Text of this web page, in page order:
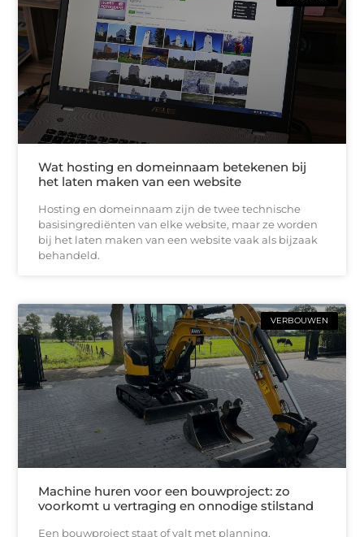
Wat hosting en domeinnaam betekenen bij
het laten maken van een website
Hosting en domeinnaam zijn de twee technische
basisingrediënten van elke website, maar ze worden
bij het laten maken van een website vaak als bijzaak
behandeld.
VERBOUWEN
Machine huren voor een bouwproject: zo
voorkomt u vertraging en onnodige stilstand
Een bouwproject staat of valt met planning,